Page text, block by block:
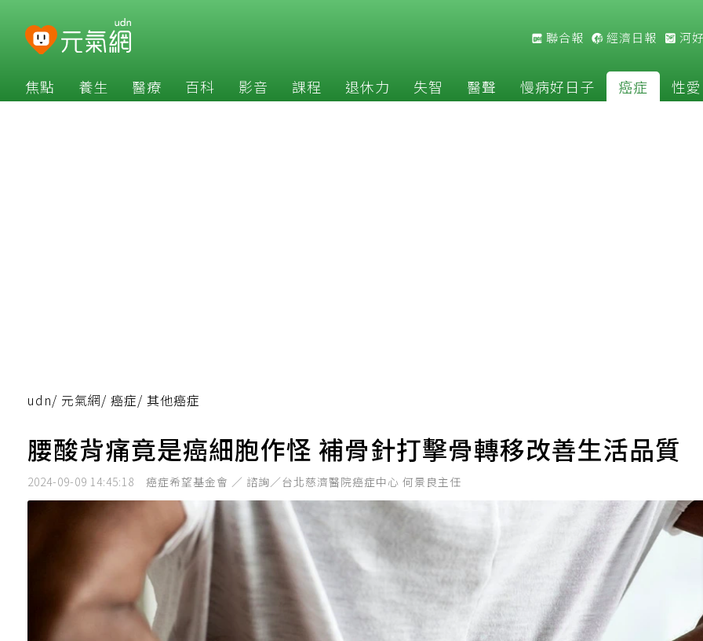
聯合報 經濟日報 河
焦點 養生 醫療 百科 影音 課程 退休力 失智 醫聲 慢病好日子 癌症 性愛
udn/ 元氣網/ 癌症/ 其他癌症
腰酸背痛竟是癌細胞作怪 補骨針打擊骨轉移改善生活品質
2024-09-09 14:45:18 癌症希望基金會 ／ 諮詢／台北慈濟醫院癌症中心 何景良主任